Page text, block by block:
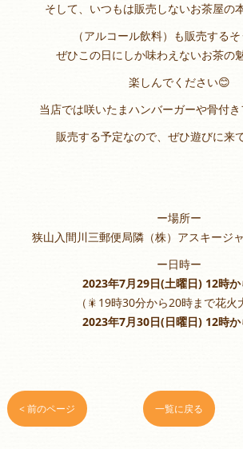
そして、いつもは販売しないお茶屋の
（アルコール飲料）も販売するそ
ぜひこの日にしか味わえないお茶の
楽しんでください😊
当店では咲いたまハンバーガーや骨付
販売する予定なので、ぜひ遊びに来
ー場所ー
狭山入間川三郵便局隣（株）アスキージ
ー日時ー
2023年7月29日(土曜日) 12時
（🎇19時30分から20時まで花火
2023年7月30日(日曜日) 12時
< 前のページ 一覧に戻る